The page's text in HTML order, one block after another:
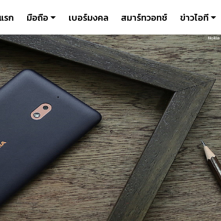
รก มือถือ เบอร์มงคล สมาร์ทวอทช์ ข่าวไอที